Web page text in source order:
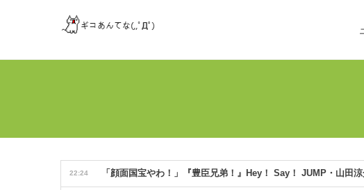
22:24 「顔面国宝やわ！」『豊臣兄弟！』Hey！ Say！ JUMP・山田